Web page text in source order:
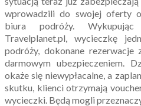
wprowadzili do swojej oferty
biura podróży.
Travelplanet.pl, wycieczkę
podróży, dokonane
darmowym ubezpieczeniem.
okaże się niewypłacalne, a
skutku, klienci otrzymają
wycieczki. Będą mogli